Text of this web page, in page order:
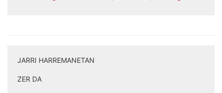
JARRI HARREMANETAN
ZER DA